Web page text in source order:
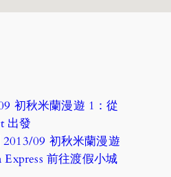
初秋米蘭漫遊 1：從
出發
09 初秋米蘭漫遊
Express 前往渡假小城